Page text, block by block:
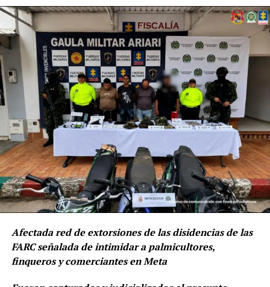
Durante el desarrollo de 10 diligencias de allanamiento
y registro, realizadas por la Policía Nacional, se
materializaron siete órdenes de captura y se detuvieron
a dos personas más en flagrancia.
Afectada red de extorsiones de las disidencias de las
FARC señalada de intimidar a palmicultores,
finqueros y comerciantes en Meta